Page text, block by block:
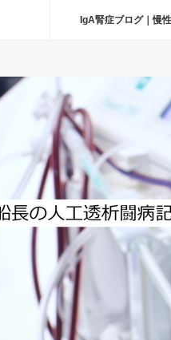
IgA腎症ブログ｜慢